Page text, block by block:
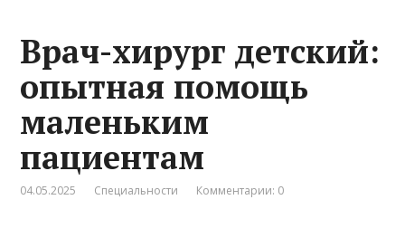
Врач-хирург детский:
опытная помощь
маленьким
пациентам
04.05.2025 Специальности Комментарии: 0